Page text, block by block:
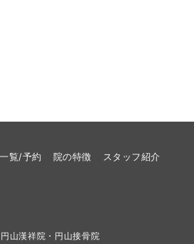
覧/予約 院の特徴
スタッフ紹介
円山漢祥院・円山接骨院